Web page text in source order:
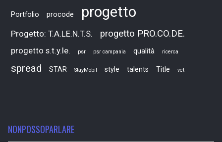
Portfolio procode progetto
Progetto: T.A.LE.N.T.S. progetto PRO.CO.DE.
progetto s.t.y.le. psr psr campania qualità ricerca
spread STAR StayMobil style talents Title vet
NONPOSSOPARLARE